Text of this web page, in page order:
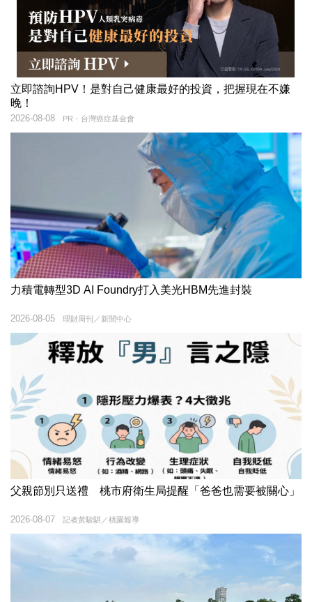
立即諮詢HPV！是對自己健康最好的投資，把握現在不嫌
晚！
PR・台灣癌症基金會
2026-08-08
力積電轉型3D AI Foundry打入美光HBM先進封裝
理財周刊／新聞中心
2026-08-05
父親節別只送禮 桃市府衛生局提醒「爸爸也需要被關心」
記者黃駿騏／桃園報導
2026-08-07